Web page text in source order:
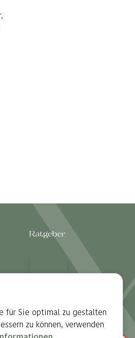
Ratgeber
für Sie optimal zu gestalten
zu können, verwenden